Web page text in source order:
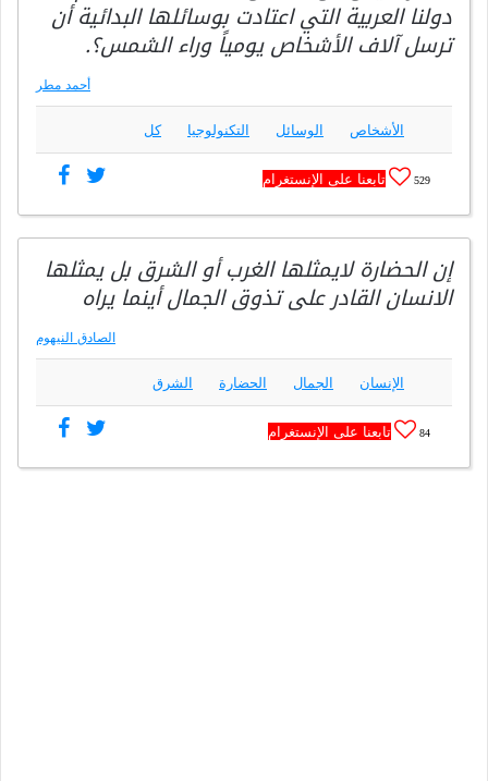
دولنا العربية التي اعتادت بوسائلها البدائية أن
ترسل آلاف الأشخاص يومياً وراء الشمس؟.
أحمد مطر
الأشخاص الوسائل التكنولوجيا كل
529 تابعنا على الإنستغرام
إن الحضارة لايمثلها الغرب أو الشرق بل يمثلها
الانسان القادر على تذوق الجمال أينما يراه
الصادق النيهوم
الإنسان الجمال الحضارة الشرق
84 تابعنا على الإنستغرام